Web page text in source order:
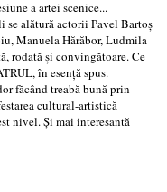
a artei scenice...
se alătură actorii Pavel Bartoș
Manuela Hărăbor, Ludmila
rodată și convingătoare. Ce
în esență spus.
făcând treabă bună prin
cultural-artistică
nivel. Și mai interesantă